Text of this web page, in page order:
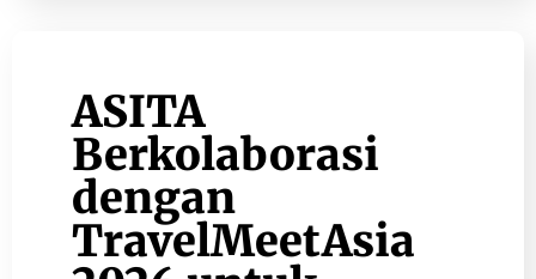
ASITA
Berkolaborasi
dengan
TravelMeetAsia